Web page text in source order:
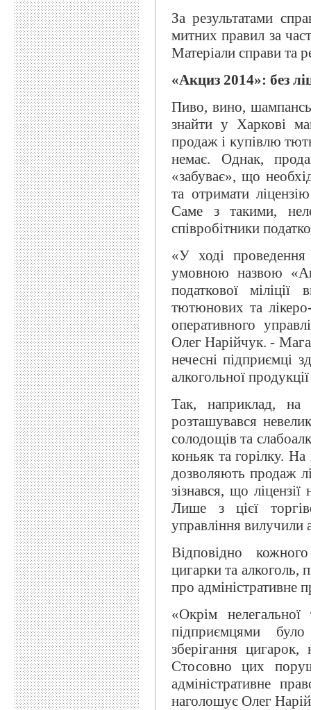
За результатами
митних правил за
Матеріали справи та
«Акциз 2014»: без
Пиво, вино,
знайти у Харкові
продаж і купівлю
немає. Однак,
«забуває», що
та отримати
Саме з такими,
співробітники
«У ході проведення
умовною назвою
податкової
тютюнових та
оперативного
Олег Нарійчук. -
нечесні підприємці
алкогольної
Так, наприклад, на
розташувався
солодощів та
коньяк та горілку.
дозволяють продаж
зізнався, що
Лише з цієї
управління вилучили
Відповідно
цигарки та алкоголь,
про
«Окрім
підприємцями
зберігання
Стосовно цих
адміністративне
наголошує Олег